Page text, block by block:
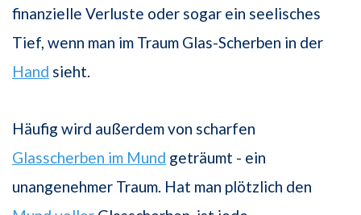
finanzielle Verluste oder sogar ein seelisches
Tief, wenn man im Traum Glas-Scherben in der
Hand sieht.
Häufig wird außerdem von scharfen
Glasscherben im Mund geträumt - ein
unangenehmer Traum. Hat man plötzlich den